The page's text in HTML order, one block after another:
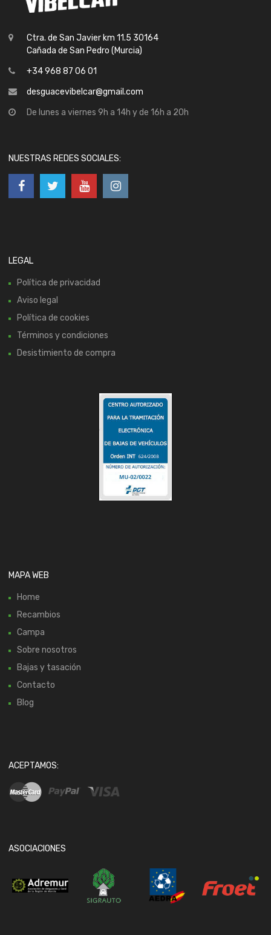
Ctra. de San Javier km 11.5 30164
Cañada de San Pedro (Murcia)
+34 968 87 06 01
desguacevibelcar@gmail.com
De lunes a viernes 9h a 14h y de 16h a 20h
NUESTRAS REDES SOCIALES:
LEGAL
Política de privacidad
Aviso legal
Política de cookies
Términos y condiciones
Desistimiento de compra
MAPA WEB
Home
Recambios
Campa
Sobre nosotros
Bajas y tasación
Contacto
Blog
ACEPTAMOS:
ASOCIACIONES